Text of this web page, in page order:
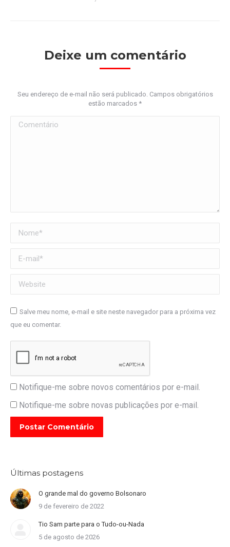
Deixe um comentário
Seu endereço de e-mail não será publicado. Campos obrigatórios
estão marcados *
Comentário
Nome *
E-mail *
Website
Salve meu nome, e-mail e site neste navegador para a próxima vez
que eu comentar.
Notifique-me sobre novos comentários por e-mail.
Notifique-me sobre novas publicações por e-mail.
Postar Comentário
Últimas postagens
O grande mal do governo Bolsonaro
9 de fevereiro de 2022
Tio Sam parte para o Tudo-ou-Nada
5 de agosto de 2026